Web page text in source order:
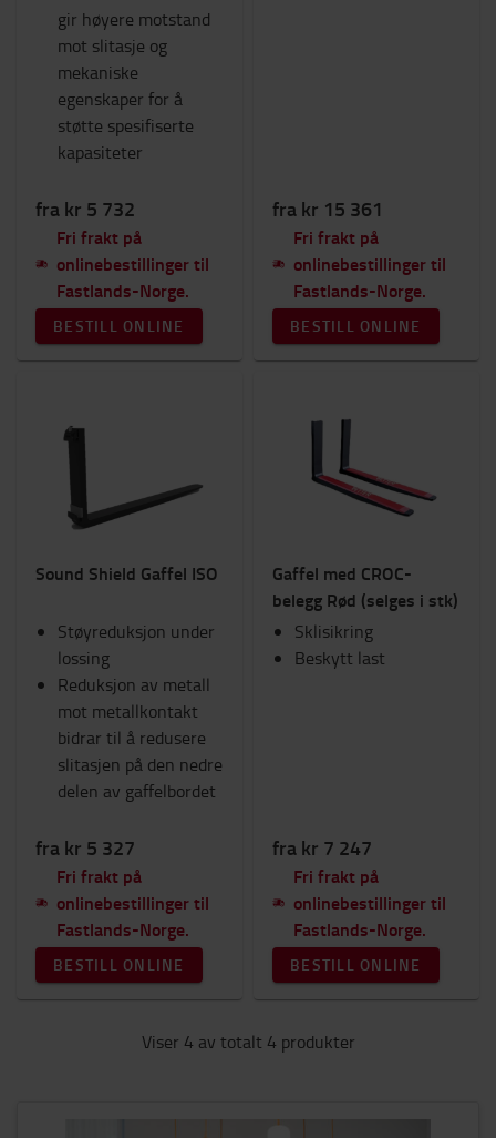
Gafler(4)
gir høyere motstand
mot slitasje og
mekaniske
egenskaper for å
støtte spesifiserte
kapasiteter
fra kr 5 732
Fri frakt på
onlinebestillinger til
Fastlands-Norge.
BESTILL ONLINE
fra kr 15 361
Fri frakt på
onlinebestillinger til
Fastlands-Norge.
BESTILL ONLINE
Sound Shield Gaffel ISO
Støyreduksjon under
lossing
Reduksjon av metall
mot metallkontakt
bidrar til å redusere
slitasjen på den nedre
delen av gaffelbordet
fra kr 5 327
Fri frakt på
onlinebestillinger til
Fastlands-Norge.
BESTILL ONLINE
Gaffel med CROC-
belegg Rød (selges i stk)
Sklisikring
Beskytt last
fra kr 7 247
Fri frakt på
onlinebestillinger til
Fastlands-Norge.
BESTILL ONLINE
Viser 4 av totalt 4 produkter